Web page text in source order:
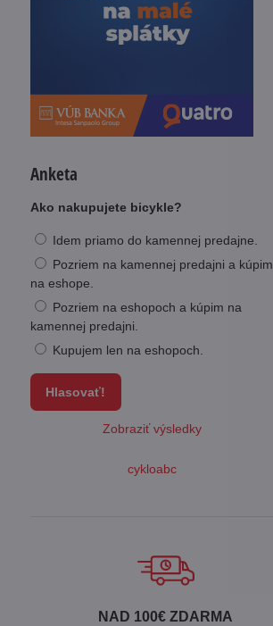
Anketa
Ako nakupujete bicykle?
Idem priamo do kamennej predajne.
Pozriem na kamennej predajni a kúpim
na eshope.
Pozriem na eshopoch a kúpim na
kamennej predajni.
Kupujem len na eshopoch.
Hlasovať!
Zobraziť výsledky
cykloabc
NAD 100€ ZDARMA